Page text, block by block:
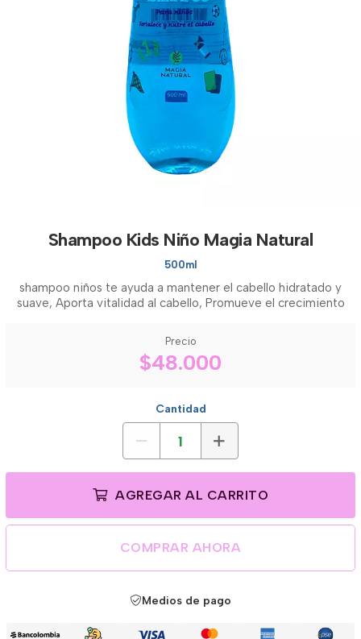
Shampoo Kids Niño Magia Natural
500ml
shampoo niños te ayuda a mantener el cabello hidratado y
suave, Aporta vitalidad al cabello, Promueve el crecimiento
Precio
$48.000
Cantidad
AGREGAR AL CARRITO
COMPRAR AHORA
Medios de pago